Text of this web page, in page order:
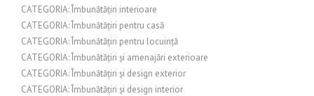
CATEGORIA: Îmbunătățiri interioare
CATEGORIA: Îmbunătățiri pentru casă
CATEGORIA: Îmbunătățiri pentru locuință
CATEGORIA: Îmbunătățiri și amenajări exterioare
CATEGORIA: Îmbunătățiri și design exterior
CATEGORIA: Îmbunătățiri și design interior